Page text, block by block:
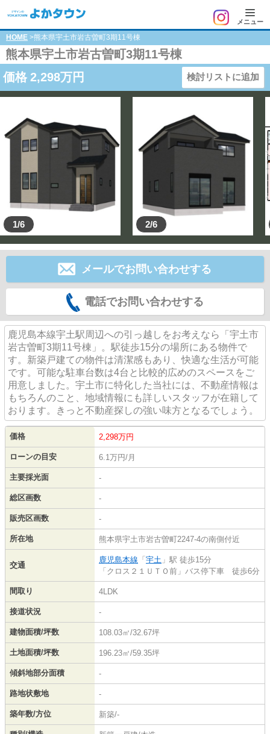
メニュー
HOME >熊本県宇土市岩古曽町3期11号棟
熊本県宇土市岩古曽町3期11号棟
価格 2,298万円 検討リストに追加
1/6 2/6
メールでお問い合わせする
電話でお問い合わせする
鹿児島本線宇土駅周辺への引っ越しをお考えなら「宇土市
岩古曽町3期11号棟」。駅徒歩15分の場所にある物件で
す。新築戸建ての物件は清潔感もあり、快適な生活が可能
です。可能な駐車台数は4台と比較的広めのスペースをご
用意しました。宇土市に特化した当社には、不動産情報は
もちろんのこと、地域情報にも詳しいスタッフが在籍して
おります。きっと不動産探しの強い味方となるでしょう。
価格 2,298万円
ローンの目安 6.1万円/月
主要採光面 -
総区画数 -
販売区画数 -
所在地 熊本県宇土市岩古曽町2247-4の南側付近
交通
鹿児島本線 「 宇土 」駅 徒歩15分
「クロス２１ＵＴＯ前」バス停下車 徒歩6分
間取り 4LDK
接道状況 -
建物面積/坪数 108.03㎡/32.67坪
土地面積/坪数 196.23㎡/59.35坪
傾斜地部分面積 -
路地状敷地 -
築年数/方位 新築/-